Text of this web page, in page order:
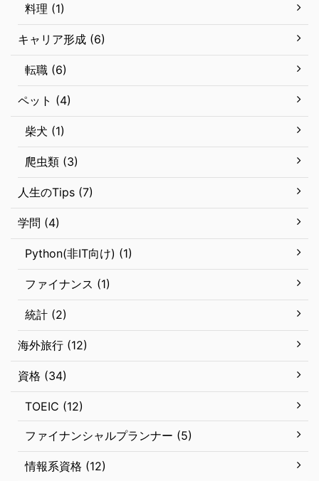
料理 (1)
キャリア形成 (6)
転職 (6)
ペット (4)
柴犬 (1)
爬虫類 (3)
人生のTips (7)
学問 (4)
Python(非IT向け) (1)
ファイナンス (1)
統計 (2)
海外旅行 (12)
資格 (34)
TOEIC (12)
ファイナンシャルプランナー (5)
情報系資格 (12)